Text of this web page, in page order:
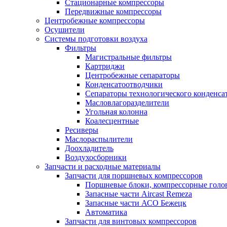
Стационарные компрессоры
Передвижные компрессоры
Центробежные компрессоры
Осушители
Системы подготовки воздуха
Фильтры
Магистральные фильтры
Картриджи
Центробежные сепараторы
Конденсатоотводчики
Сепараторы технологического
Масловлагоразделители
Угольная колонна
Коалесцентные
Ресиверы
Маслораспылители
Доохладитель
Воздухосборники
Запчасти и расходные материалы
Запчасти для поршневых компрессоров
Поршневые блоки, компрессорные
Запасные части Aircast Remeza
Запасные части АСО Бежецк
Автоматика
Запчасти для винтовых компрессоров